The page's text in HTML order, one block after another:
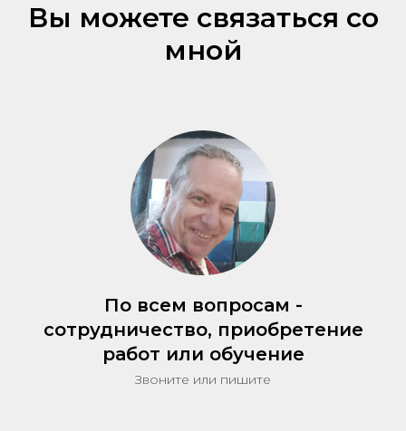
Вы можете связаться со
мной
По всем вопросам -
сотрудничество, приобретение
работ или обучение
Звоните или пишите